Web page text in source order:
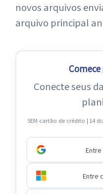
novos arquivos
arquivo principal
Conecte seus
SEM cartão de crédito | 14
Entre